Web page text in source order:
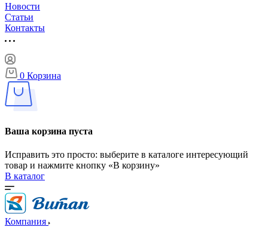
Новости
Статьи
Контакты
0 Корзина
Ваша корзина пуста
Исправить это просто: выберите в каталоге интересующий
товар и нажмите кнопку «В корзину»
В каталог
Компания